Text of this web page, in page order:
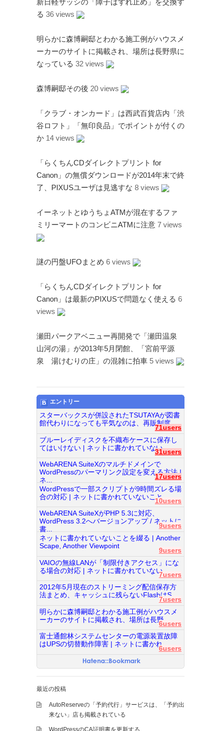
ギャラリー猫町
謎の円盤UFO
FANDERSON
The Official Gerry
Anderson Website
UFO Series Home
Page（Facebook）
S.H.A.D.O. Research
THE ART OF
Anderson Japanese
Information
特撮 プロップス 倉庫
2（Facebook）
新日軽サッシの「障子はずれ止め」を交換す
る 36 views
明らかに森博嗣邸とわかる施工例がハウスメ
ーカーのサイトに掲載され、場所は長野県に
なっている 32 views
森博嗣邸その後 20 views
「クラブ・オンカード」は西武百貨店内「渋
谷ロフト」「無印良品」でポイントが付くの
か 14 views
「らくちんCDダイレクトプリント for
Canon」の無償ダウンロードが2014年末で終
了、PIXUSユーザは見逃すな 8 views
イーネットとゆうちょATMが混在するファ
ミリーマートのコンビニATMに注意 7 views
謎の円盤UFOまとめ 6 views
「らくちんCDダイレクトプリント for
Canon」は最新のPIXUSで問題なく使える 6
views
瀬田パークアベニュー再開発で「瀬田温泉
山河の湯」が2013年5月閉館、「宮前平源
泉 湯けむりの庄」の混雑に拍車 5 views
エントリー
スターバックスが併設されたTSUTAYAが図書
館代わりになっても平気なのは、再販制度...
71users
ブルーレイディスクを不織布ケースに保存し
てはいけない | ネットに書かれていない...
31users
WebARENA SuiteXのマルチドメインで
WordPressのパーマリンク設定を変える方法 |
ネ...
17users
WordPressで一部スクリプトが9時間ズレる場
合の対応 | ネットに書かれていないこと...
10users
WebARENA SuiteXがPHP 5.3に対応、
WordPress 3.2へバージョンアップ / ネットに
書...
9users
ネットに書かれていないことを綴る | Another
Scape, Another Viewpoint
9users
VAIOの無線LANが「制限付きアクセス」にな
る場合の対応 | ネットに書かれていない...
7users
2012年5月現在のストリーミング配信保存方
法まとめ、キャッシュに残らないFlashはS...
7users
明らかに森博嗣邸とわかる施工例がハウスメ
ーカーのサイトに掲載され、場所は長野...
6users
富士通館林システムセンターの電源装置故障
はUPSの切替動作障害 | ネットに書かれ...
6users
最近の投稿
AutoReserveの「予約代行」サービスは、「予約出
来ない」店も掲載されている